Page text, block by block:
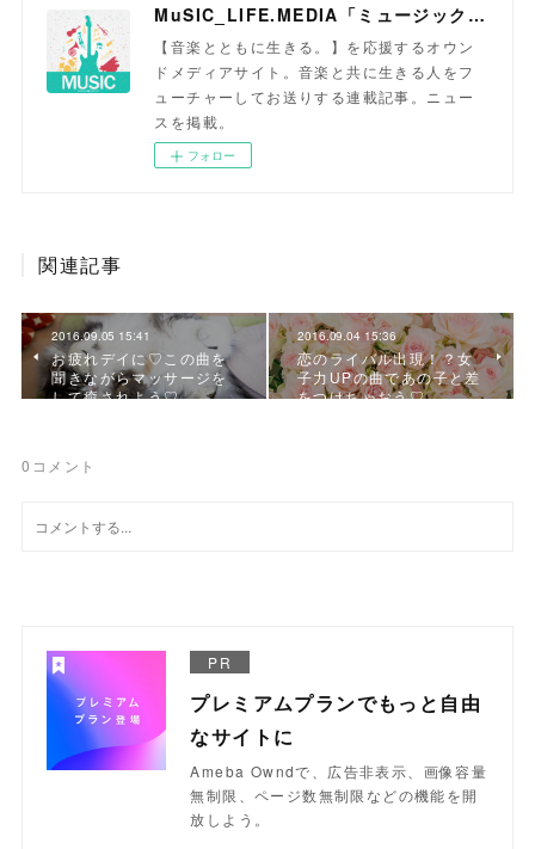
MuSIC_LIFE.MEDIA「ミュージックライフメディア」
【音楽とともに生きる。】を応援するオウン
ドメディアサイト。音楽と共に生きる人をフ
ューチャーしてお送りする連載記事。ニュー
スを掲載。
フォロー
関連記事
2016.09.05 15:41
お疲れデイに♡この曲を
聞きながらマッサージを
して癒されよう♡
2016.09.04 15:36
恋のライバル出現！？女
子力UPの曲であの子と差
をつけちゃおう♡
0 コメント
PR
プレミアムプランでもっと自由
なサイトに
Ameba Owndで、広告非表示、画像容量
無制限、ページ数無制限などの機能を開
放しよう。